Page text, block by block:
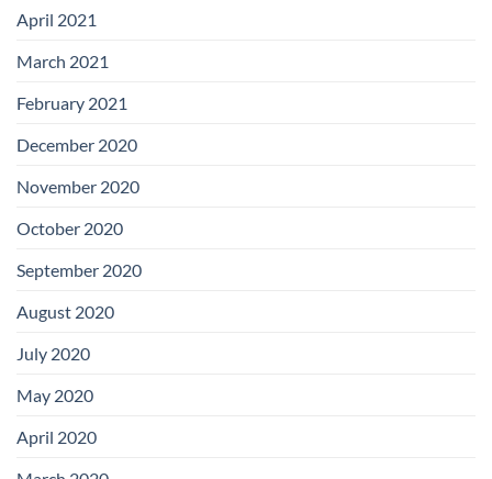
April 2021
March 2021
February 2021
December 2020
November 2020
October 2020
September 2020
August 2020
July 2020
May 2020
April 2020